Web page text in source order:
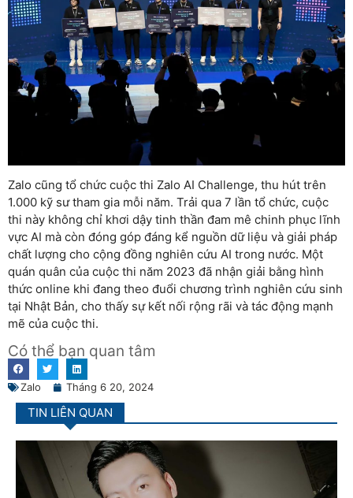
Zalo cũng tổ chức cuộc thi Zalo AI Challenge, thu hút trên
1.000 kỹ sư tham gia mỗi năm. Trải qua 7 lần tổ chức, cuộc
thi này không chỉ khơi dậy tinh thần đam mê chinh phục lĩnh
vực AI mà còn đóng góp đáng kể nguồn dữ liệu và giải pháp
chất lượng cho cộng đồng nghiên cứu AI trong nước. Một
quán quân của cuộc thi năm 2023 đã nhận giải bằng hình
thức online khi đang theo đuổi chương trình nghiên cứu sinh
tại Nhật Bản, cho thấy sự kết nối rộng rãi và tác động mạnh
mẽ của cuộc thi.
Có thể bạn quan tâm
Zalo Tháng 6 20, 2024
TIN LIÊN QUAN